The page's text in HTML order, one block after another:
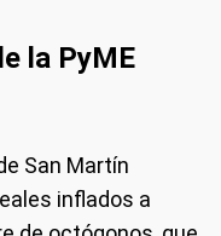
la PyME
San Martín
inflados a